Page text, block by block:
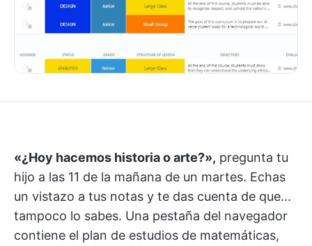
«¿Hoy hacemos historia o arte?», pregunta tu
hijo a las 11 de la mañana de un martes. Echas
un vistazo a tus notas y te das cuenta de que...
tampoco lo sabes. Una pestaña del navegador
contiene el plan de estudios de matemáticas,